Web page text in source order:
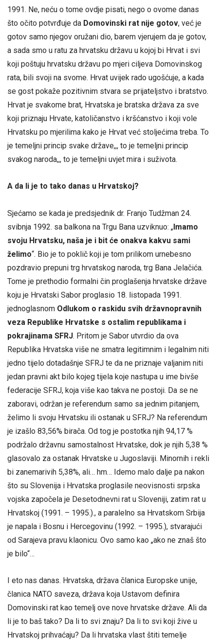
1991. Ne, neću o tome ovdje pisati, nego o ovome danas
što očito potvrđuje da Domovinski rat nije gotov, već je
gotov samo njegov oružani dio, barem vjerujem da je gotov,
a sada smo u ratu za hrvatsku državu u kojoj bi Hrvat i svi
koji poštuju hrvatsku državu po mjeri ciljeva Domovinskog
rata, bili svoji na svome. Hrvat uvijek rado ugošćuje, a kada
se gost pokaže pozitivnim stvara se prijateljstvo i bratstvo.
Hrvat je svakome brat, Hrvatska je bratska država za sve
koji priznaju Hrvate, katoličanstvo i kršćanstvo i koji vole
Hrvatsku po mjerilima kako je Hrvat već stoljećima treba. To
je temeljni princip svake države,,, to je temeljni princip
svakog naroda,,, to je temeljni uvjet mira i suživota.
A da li je to tako danas u Hrvatskoj?
Sjećamo se kada je predsjednik dr. Franjo Tudžman 24.
svibnja 1992. sa balkona na Trgu Bana uzviknuo: „Imamo
svoju Hrvatsku, naša je i bit će onakva kakvu sami
želimo“. Bio je to poklič koji je tom prilikom urnebesno
pozdravio prepuni trg hrvatskog naroda, trg Bana Jelačića.
Tome je prethodio formalni čin proglašenja hrvatske države
koju je Hrvatski Sabor proglasio 18. listopada 1991.
jednoglasnom Odlukom o raskidu svih državnopravnih
veza Republike Hrvatske s ostalim republikama i
pokrajinama SFRJ. Pritom je Sabor utvrdio da ova
Republika Hrvatska više ne smatra legitimnim i legalnim niti
jedno tijelo dotadašnje SFRJ te da ne priznaje valjanim niti
jedan pravni akt bilo kojeg tijela koje nastupa u ime bivše
federacije SFRJ, koja više kao takva ne postoji. Da se ne
zaboravi, održan je referendum samo sa jednim pitanjem,
želimo li svoju Hrvatsku ili ostanak u SFRJ? Na referendum
je izašlo 83,56% birača. Od tog je postotka njih 94,17 %
podržalo državnu samostalnost Hrvatske, dok je njih 5,38 %
glasovalo za ostanak Hrvatske u Jugoslaviji. Minornih i rekli
bi zanemarivih 5,38%, ali… hm… Idemo malo dalje pa nakon
što su Slovenija i Hrvatska proglasile neovisnosti srpska
vojska započela je Desetodnevni rat u Sloveniji, zatim rat u
Hrvatskoj (1991. – 1995.)., a paralelno sa Hrvatskom Srbija
je napala i Bosnu i Hercegovinu (1992. – 1995.), stvarajući
od Sarajeva pravu klaonicu. Ovo samo kao „ako ne znaš što
je bilo“…
I eto nas danas. Hrvatska, država članica Europske unije,
članica NATO saveza, država koja Ustavom definira
Domovinski rat kao temelj ove nove hrvatske države. Ali da
li je to baš tako? Da li to svi znaju? Da li to svi koji žive u
Hrvatskoj prihvaćaju? Da li hrvatska vlast štiti temelje